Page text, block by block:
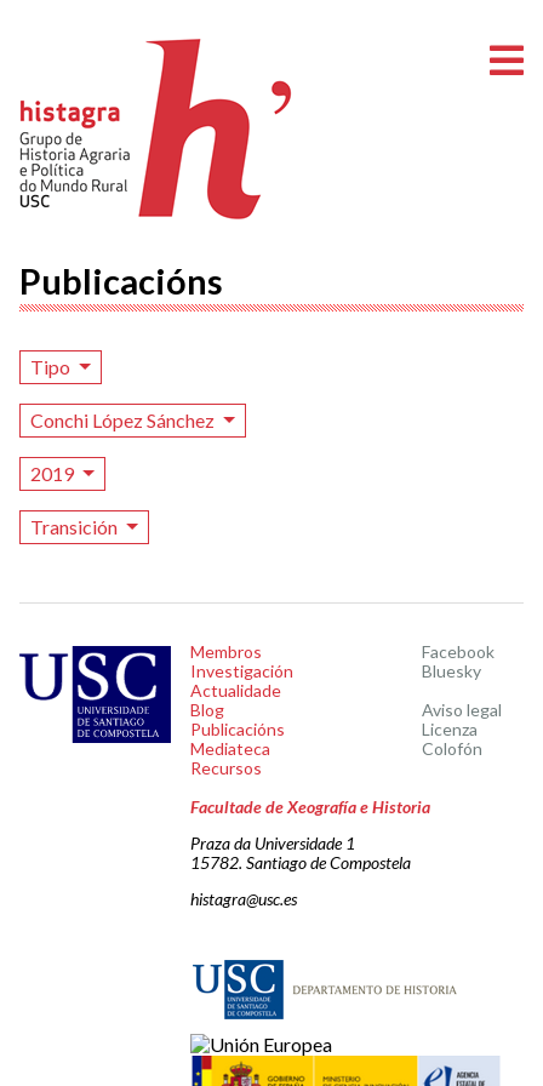
Publicacións
Tipo
Conchi López Sánchez
2019
Transición
Membros
Investigación
Actualidade
Blog
Publicacións
Mediateca
Recursos
Facebook
Bluesky
Aviso legal
Licenza
Colofón
Facultade de Xeografía e Historia
Praza da Universidade 1
15782. Santiago de Compostela
histagra@usc.es